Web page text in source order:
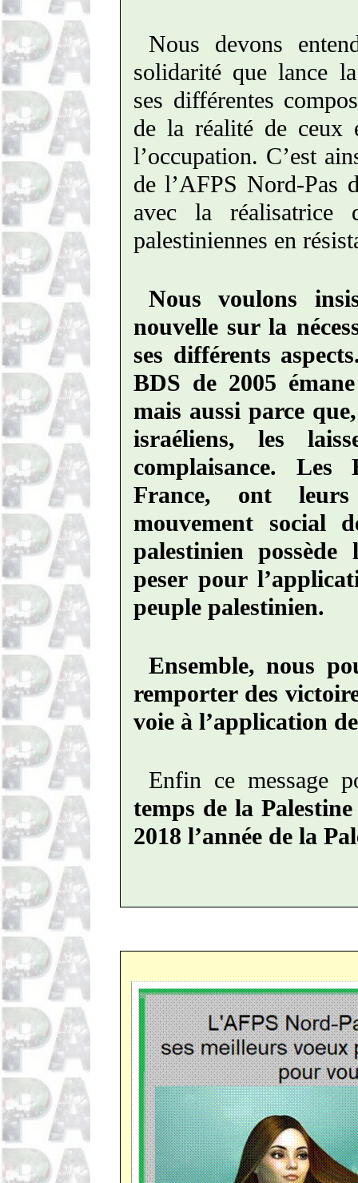
Nous devons
solidarité que lance
ses différentes
de la réalité de ceux
l’occupation. C’est
de l’AFPS Nord-Pas
avec la réalisatrice
palestiniennes en
Nous voulons
nouvelle sur la
ses différents
BDS de 2005
mais aussi parce
israéliens, les
complaisance.
France, ont leurs
mouvement social
palestinien
peser pour
peuple palestinien.
Ensemble, nous
remporter des
voie à l’application
Enfin ce message
temps de la
2018 l’année de la